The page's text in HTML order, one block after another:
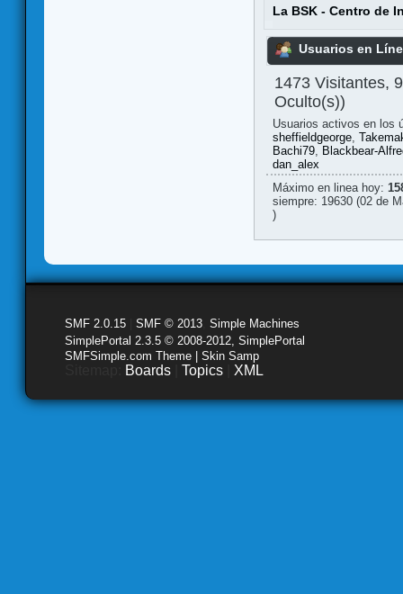
La BSK - Centro de
Usuarios en
1473 Visitantes,
Oculto(s))
Usuarios activos en los
sheffieldgeorge,
Bachi79, Blackbear-
dan_alex
Máximo en linea hoy:
siempre: 19630 (02 de
)
SMF 2.0.15 SMF © 2013 Simple Machines
SimplePortal 2.3.5 © 2008-2012, SimplePortal
SMFSimple.com Theme | Skin Samp
Boards Topics XML